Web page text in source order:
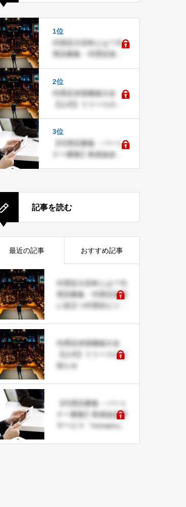
1位
代理店大百科とは？代
理店募集・代理店加盟
2位
代理店本部構築大全
【公式】リリースのお
3位
【代理店募集・パート
ナー募集】助成金診断
記事を読む
最近の記事 おすすめ記事
代理店大百科とは？代
理店募集・代理店加盟
に役立つ代理店ビジネ
代理店本部構築大全
【公式】リリースのお
知らせ
【代理店募集・パート
ナー募集】助成金診断
サービス『moraeru』